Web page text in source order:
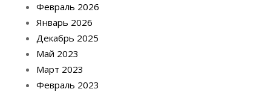
Февраль 2026
Январь 2026
Декабрь 2025
Май 2023
Март 2023
Февраль 2023